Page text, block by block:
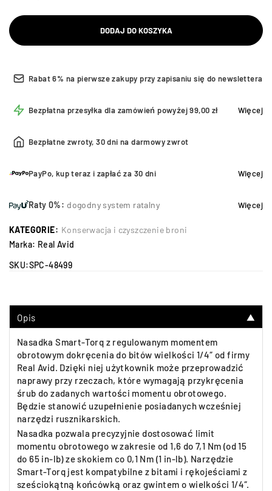
DODAJ DO KOSZYKA
Rabat 6% na pierwsze zakupy przy zapisaniu się do newslettera
Bezpłatna przesyłka dla zamówień powyżej 99,00 zł Więcej
Bezpłatne zwroty, 30 dni na darmowy zwrot
PayPo, kup teraz i zapłać za 30 dni Więcej
Raty 0%: dogodny system ratalny Więcej
KATEGORIE: Konserwacja i czyszczenie broni
Marka: Real Avid
SKU:SPC-48499
Opis ▼
Nasadka Smart-Torq z regulowanym momentem
obrotowym dokręcenia do bitów wielkości 1/4″ od firmy
Real Avid. Dzięki niej użytkownik może przeprowadzić
naprawy przy rzeczach, które wymagają przykręcenia
śrub do zadanych wartości momentu obrotowego.
Będzie stanowić uzupełnienie posiadanych wcześniej
narzędzi rusznikarskich.
Nasadka pozwala precyzyjnie dostosować limit
momentu obrotowego w zakresie od 1,6 do 7,1 Nm (od 15
do 65 in-lb) ze skokiem co 0,1 Nm (1 in-lb). Narzędzie
Smart-Torq jest kompatybilne z bitami i rękojeściami z
sześciokątną końcówką oraz gwintem o wielkości 1/4″.